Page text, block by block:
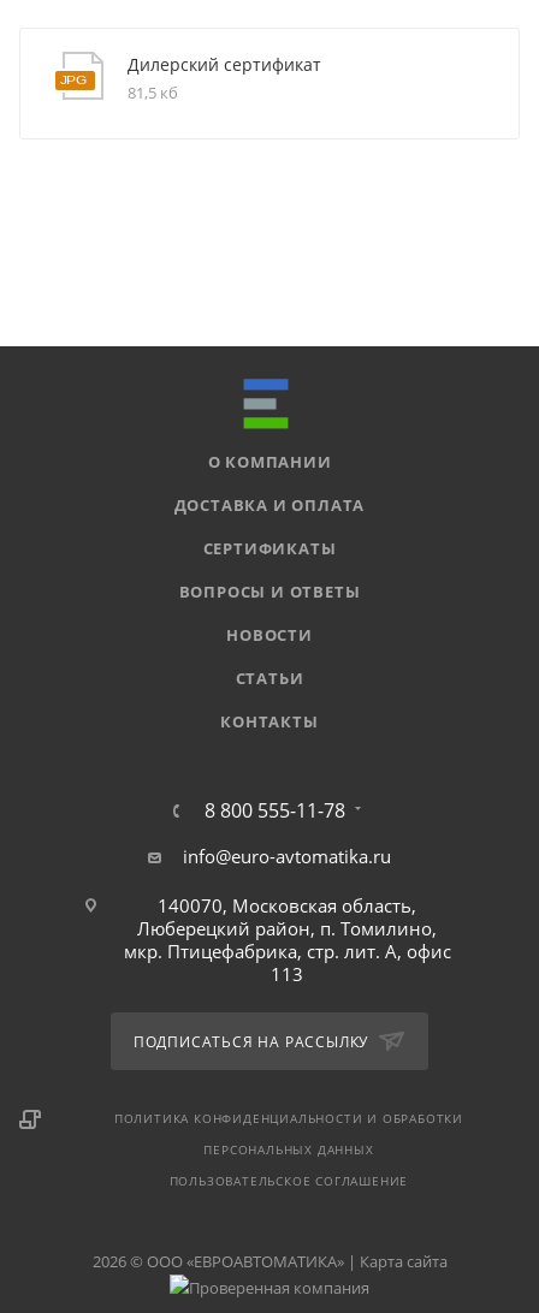
Дилерский сертификат
81,5 кб
О КОМПАНИИ
ДОСТАВКА И ОПЛАТА
СЕРТИФИКАТЫ
ВОПРОСЫ И ОТВЕТЫ
НОВОСТИ
СТАТЬИ
КОНТАКТЫ
8 800 555-11-78
info@euro-avtomatika.ru
140070, Московская область,
Люберецкий район, п. Томилино,
мкр. Птицефабрика, стр. лит. А, офис
113
ПОДПИСАТЬСЯ НА РАССЫЛКУ
ПОЛИТИКА КОНФИДЕНЦИАЛЬНОСТИ И ОБРАБОТКИ
ПЕРСОНАЛЬНЫХ ДАННЫХ
ПОЛЬЗОВАТЕЛЬСКОЕ СОГЛАШЕНИЕ
2026 © ООО «ЕВРОАВТОМАТИКА» | Карта сайта